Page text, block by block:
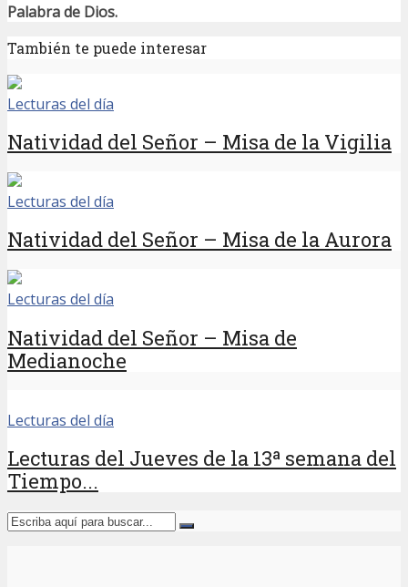
Palabra de Dios.
También te puede interesar
Lecturas del día
Natividad del Señor – Misa de la Vigilia
Lecturas del día
Natividad del Señor – Misa de la Aurora
Lecturas del día
Natividad del Señor – Misa de
Medianoche
Lecturas del día
Lecturas del Jueves de la 13ª semana del
Tiempo...